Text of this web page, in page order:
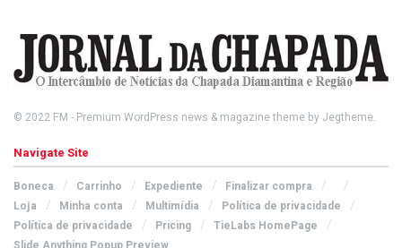
© 2022 FM - Premium WordPress news & magazine theme by Jegtheme.
Navigate Site
Boneca Carrinho Expediente
Finalizar compra
Loja
Minha conta Multimídia
Política de privacidade
Política de privacidade
Pricing
TieLabs HomePage